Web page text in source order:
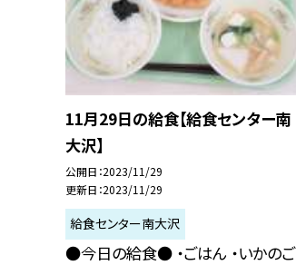
11月29日の給食【給食センター南
大沢】
公開日 2023/11/29
更新日 2023/11/29
給食センター南大沢
●今日の給食● ・ごはん ・いかのご